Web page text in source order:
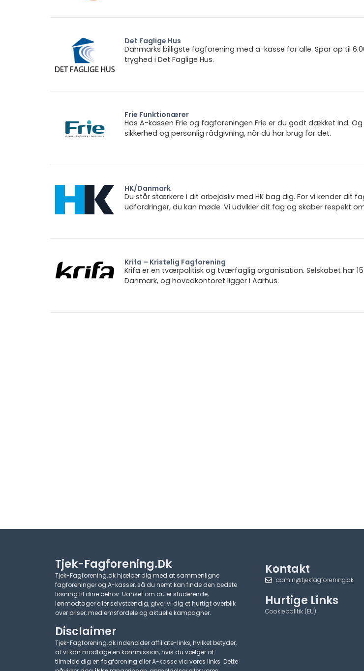
Det Faglige Hus
Danmarks billigste fagforening med a-kasse for alle. Spar op til
tryghed i Det Faglige Hus.
Frie Funktionærer
Hos A-kassen Frie og fagforeningen Frie er du godt dækket ind.
sikkerhed og personlig rådgivning, når du har brug for det.
HK/Danmark
Du står stærkere i dit arbejdsliv med HK bag dig. For vi kender dit
udfordringer, du kan møde. Vi udvikler dit fag og skaber respekt
Krifa – Kristelig Fagforening
Krifa er en tværpolitisk og tværfaglig organisation. Selskabet har
Danmark, og hovedkontoret ligger i Aarhus.
Tjek-Fagforening.dk
Tjek-Fagforening.dk hjælper dig med at sammenligne
fagforeninger og A-kasser, så du nemt kan finde den bedste
løsning til dine behov. Uanset om du er studerende,
lønmodtager eller selvstændig, giver vi dig et hurtigt overblik
over priser, medlemsfordele og aktuelle kampagner.​
Disclaimer
Tjek-Fagforening.dk indeholder affiliate-links, hvilket betyder,
at vi kan modtage en kommission, hvis du vælger at
tilmelde dig en fagforening eller A-kasse via vores links. Dette
Kontakt
admin@tjekfagforening.dk
Hurtige Links
Cookiepolitik (EU)